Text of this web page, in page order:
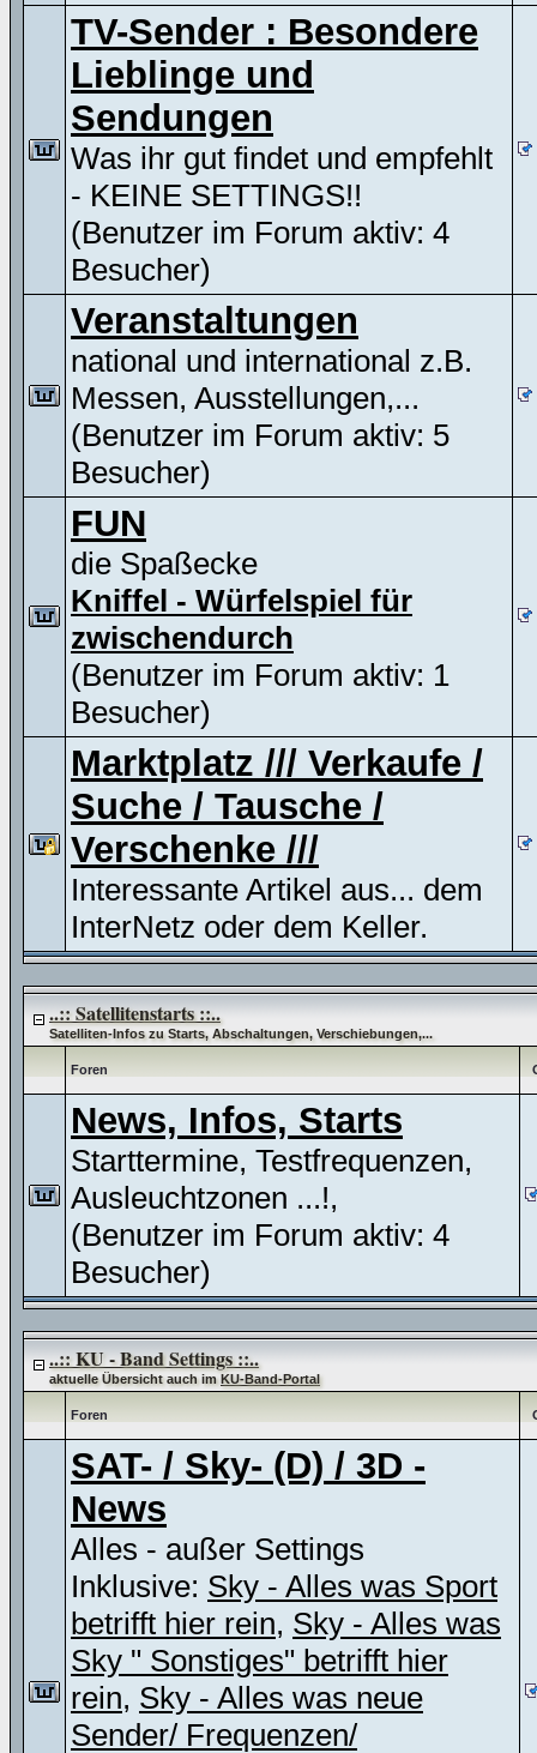
TV-Sender : Besondere
Lieblinge und
Sendungen
Was ihr gut findet und empfehlt
- KEINE SETTINGS!!
(Benutzer im Forum aktiv: 4
Besucher)
Veranstaltungen
national und international z.B.
Messen, Ausstellungen,...
(Benutzer im Forum aktiv: 5
Besucher)
FUN
die Spaßecke
Kniffel - Würfelspiel für
zwischendurch
(Benutzer im Forum aktiv: 1
Besucher)
Marktplatz /// Verkaufe /
Suche / Tausche /
Verschenke ///
Interessante Artikel aus... dem
InterNetz oder dem Keller.
..:: Satellitenstarts ::..
Satelliten-Infos zu Starts, Abschaltungen, Verschiebungen,...
Foren
News, Infos, Starts
Starttermine, Testfrequenzen,
Ausleuchtzonen ...!,
(Benutzer im Forum aktiv: 4
Besucher)
..:: KU - Band Settings ::..
aktuelle Übersicht auch imKU-Band-Portal
Foren
SAT- / Sky- (D) / 3D -
News
Alles - außer Settings
Inklusive: Sky - Alles was Sport
betrifft hier rein, Sky - Alles was
Sky " Sonstiges" betrifft hier
rein, Sky - Alles was neue
Sender/ Frequenzen/